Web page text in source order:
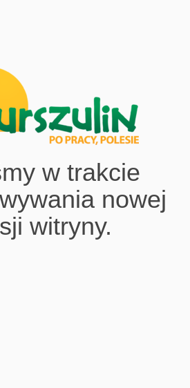
w trakcie
nowej
witryny.